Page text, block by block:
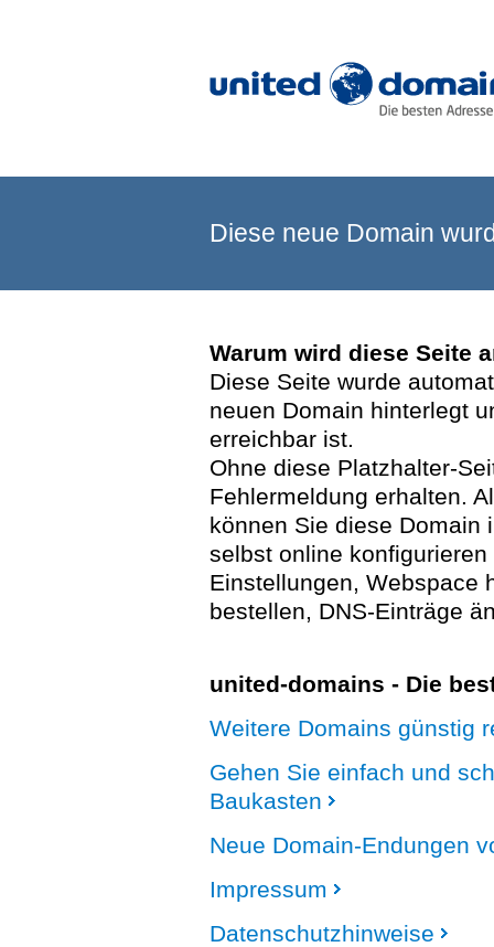
Diese neue Domain
Warum wird diese Seite
Diese Seite wurde
neuen Domain hinterlegt
erreichbar ist.
Ohne diese Platzhalter-
Fehlermeldung erhalten.
können Sie diese Domain
selbst online
Einstellungen, Webspace
bestellen, DNS-Einträge
united-domains - Die
Weitere Domains günstig
Gehen Sie einfach und
Baukasten
Neue Domain-Endungen
Impressum
Datenschutzhinweise